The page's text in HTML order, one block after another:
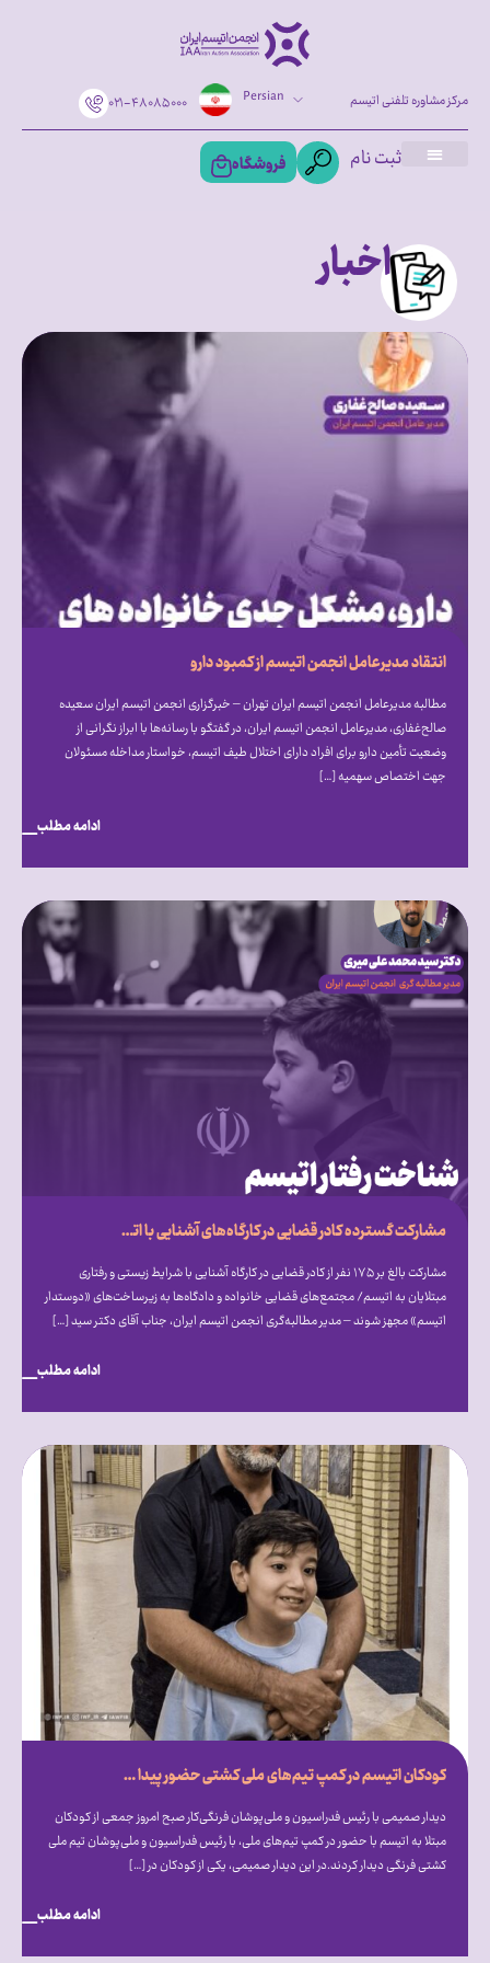
۰۲۱-۴۸۰۸۵۰۰۰ Persian مرکز مشاوره تلفنی اتیسم
ثبت نام فروشگاه
اخبار
انتقاد مدیرعامل انجمن اتیسم از کمبود دارو
مطالبه مدیرعامل انجمن اتیسم ایران تهران – خبرگزاری انجمن اتیسم ایران سعیده
صالح‌غفاری، مدیرعامل انجمن اتیسم ایران، در گفتگو با رسانه‌ها با ابراز نگرانی از
وضعیت تأمین دارو برای افراد دارای اختلال طیف اتیسم، خواستار مداخله مسئولان
جهت اختصاص سهمیه […]
ادامه مطلب
مشارکت گسترده کادر قضایی در کارگاه‌های آشنایی با اتیسم؛ فراخوان انجمن اتیسم برای ایجاد مجتمع‌های قضایی «دوستدار اتیسم»
مشارکت بالغ بر ۱۷۵ نفر از کادر قضایی در کارگاه آشنایی با شرایط زیستی و رفتاری
مبتلایان به اتیسم/ مجتمع‌های قضایی خانواده و دادگاه‌ها به زیرساخت‌های «دوستدار
اتیسم» مجهز شوند – مدیر مطالبه‌گری انجمن اتیسم ایران، جناب آقای دکتر سید […]
ادامه مطلب
کودکان اتیسم در کمپ تیم‌های ملی کشتی حضور پیدا کردند
دیدار صمیمی با رئیس فدراسیون و ملی‌پوشان فرنگی‌کار صبح امروز جمعی از کودکان
مبتلا به اتیسم با حضور در کمپ تیم‌های ملی، با رئیس فدراسیون و ملی‌پوشان تیم ملی
کشتی فرنگی دیدار کردند.در این دیدار صمیمی، یکی از کودکان در […]
ادامه مطلب